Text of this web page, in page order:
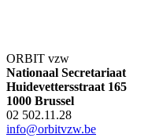
ORBIT vzw
Nationaal Secretariaat
Huidevettersstraat 165
1000 Brussel
02 502.11.28
info@orbitvzw.be